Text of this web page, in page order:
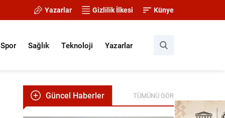
Yazarlar Gizlilik İlkesi Künye
Spor Sağlık Teknoloji Yazarlar
Güncel Haberler TÜMÜNÜ GÖR